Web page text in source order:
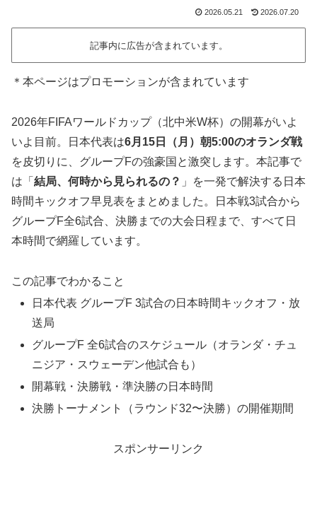
2026.05.21 2026.07.20
記事内に広告が含まれています。
＊本ページはプロモーションが含まれています
2026年FIFAワールドカップ（北中米W杯）の開幕がいよ
いよ目前。日本代表は6月15日（月）朝5:00のオランダ戦
を皮切りに、グループFの強豪国と激突します。本記事で
は「 結局、何時から見られるの？ 」を一発で解決する日本
時間キックオフ早見表をまとめました。日本戦3試合から
グループF全6試合、決勝までの大会日程まで、すべて日
本時間で網羅しています。
この記事でわかること
日本代表 グループF 3試合の日本時間キックオフ・放
送局
グループF 全6試合のスケジュール（オランダ・チュ
ニジア・スウェーデン他試合も）
開幕戦・決勝戦・準決勝の日本時間
決勝トーナメント（ラウンド32〜決勝）の開催期間
スポンサーリンク